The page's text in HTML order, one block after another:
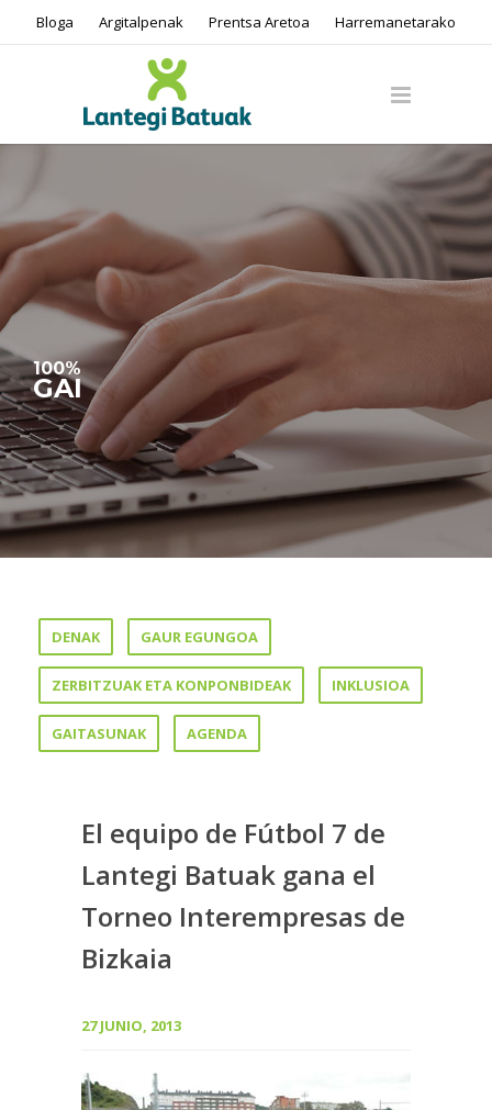
Bloga Argitalpenak Prentsa Aretoa Harremanetarako
100%
GAI
DENAK GAUR EGUNGOA
ZERBITZUAK ETA KONPONBIDEAK INKLUSIOA
GAITASUNAK AGENDA
El equipo de Fútbol 7 de
Lantegi Batuak gana el
Torneo Interempresas de
Bizkaia
27 JUNIO, 2013